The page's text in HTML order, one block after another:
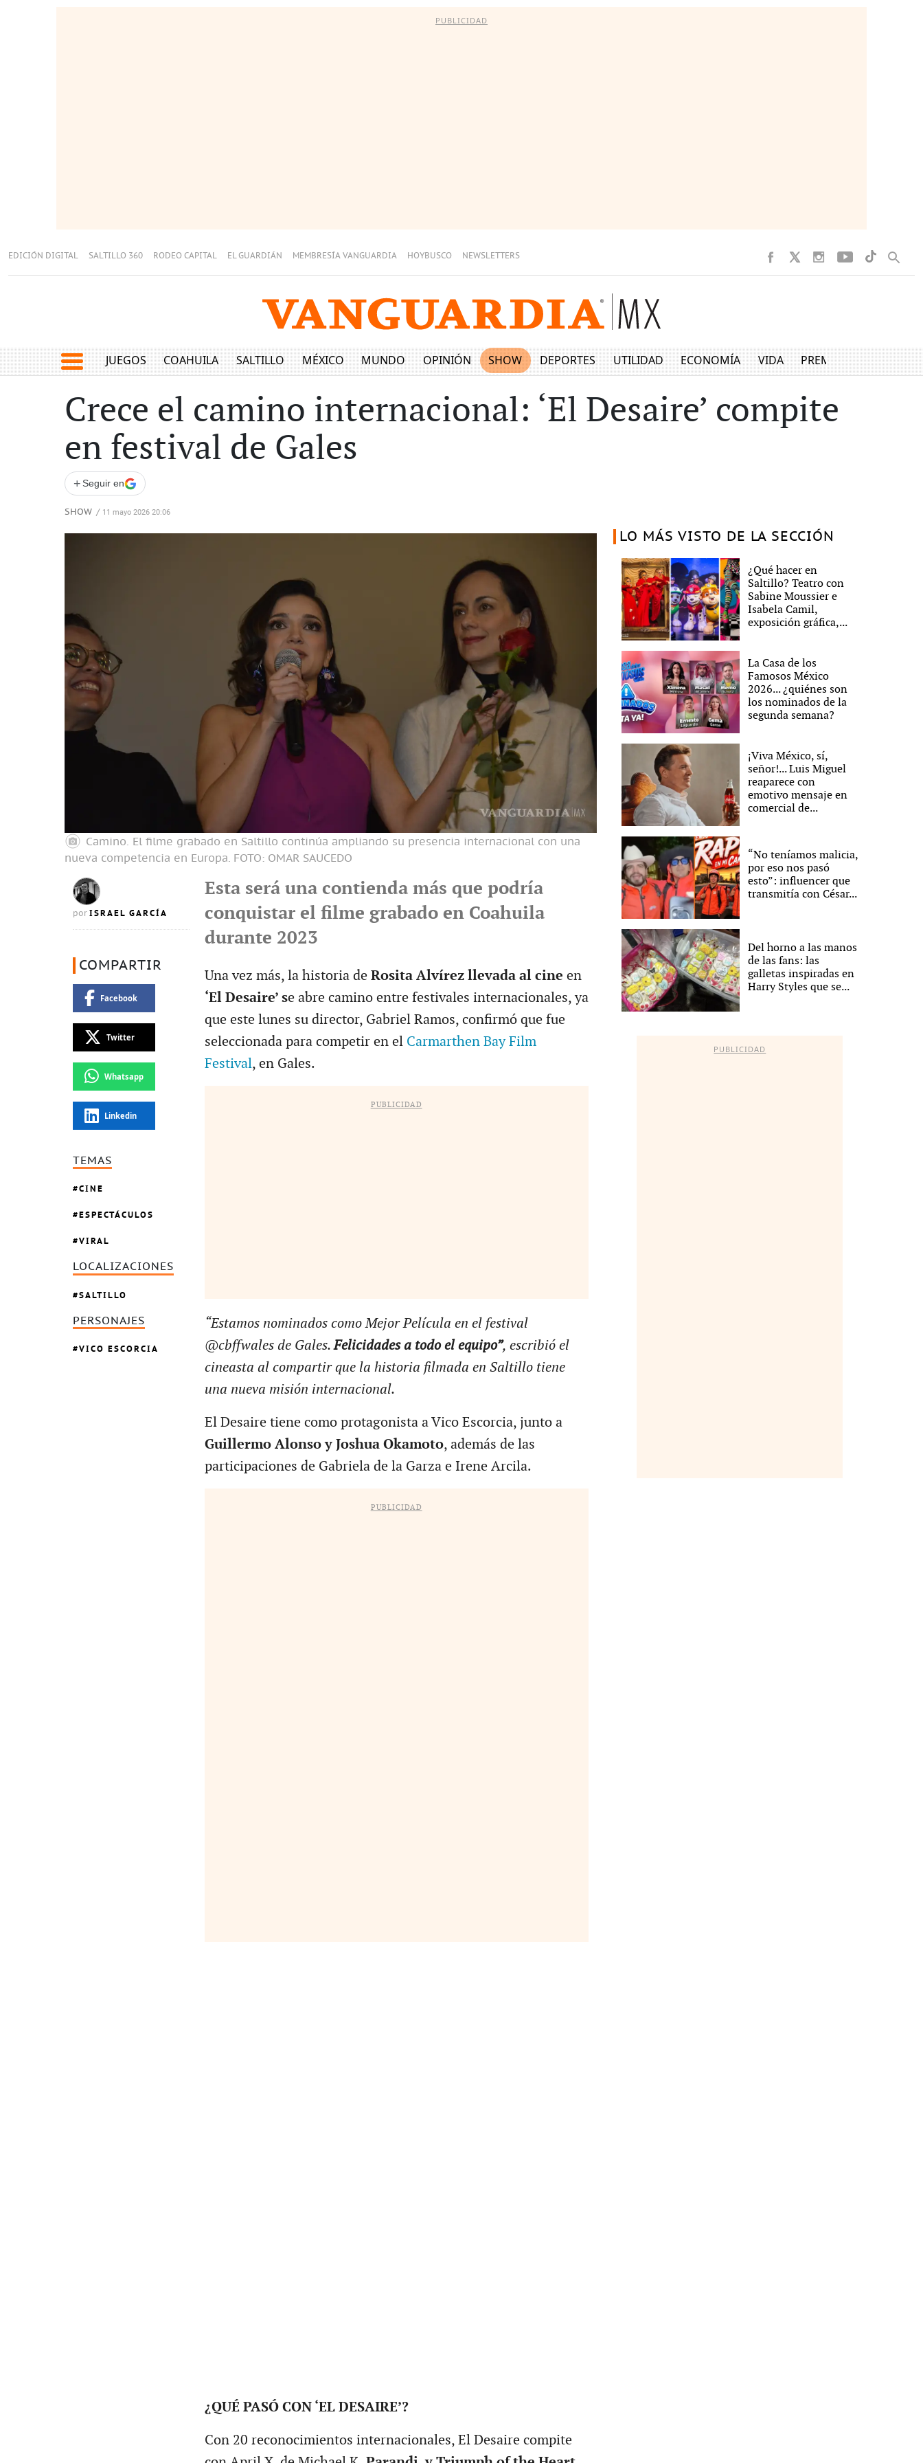
PUBLICIDAD
EDICIÓN DIGITAL SALTILLO 360 RODEO CAPITAL EL GUARDIÁN MEMBRESÍA VANGUARDIA HOYBUSCO NEWSLETTERS
JUEGOS COAHUILA SALTILLO MÉXICO MUNDO OPINIÓN SHOW DEPORTES UTILIDAD ECONOMÍA VIDA PREMIUM
Crece el camino internacional: ‘El Desaire’ compite
en festival de Gales
+ Seguir en
SHOW / 11 mayo 2026 20:06
Camino. El filme grabado en Saltillo continúa ampliando su presencia internacional con una
nueva competencia en Europa. FOTO: OMAR SAUCEDO
por ISRAEL GARCÍA
COMPARTIR
Facebook
Twitter
Whatsapp
Linkedin
TEMAS
CINE
ESPECTÁCULOS
VIRAL
LOCALIZACIONES
SALTILLO
PERSONAJES
VICO ESCORCIA
Esta será una contienda más que podría
conquistar el filme grabado en Coahuila
durante 2023
Una vez más, la historia de Rosita Alvírez llevada al cine en
‘El Desaire’ se abre camino entre festivales internacionales, ya
que este lunes su director, Gabriel Ramos, confirmó que fue
seleccionada para competir en el Carmarthen Bay Film
Festival, en Gales.
PUBLICIDAD
“Estamos nominados como Mejor Película en el festival
@cbffwales de Gales.Felicidades a todo el equipo”, escribió el
cineasta al compartir que la historia filmada en Saltillo tiene
una nueva misión internacional.
El Desaire tiene como protagonista a Vico Escorcia, junto a
Guillermo Alonso y Joshua Okamoto, además de las
participaciones de Gabriela de la Garza e Irene Arcila.
PUBLICIDAD
¿QUÉ PASÓ CON ‘EL DESAIRE’?
Con 20 reconocimientos internacionales, El Desaire compite
LO MÁS VISTO DE LA SECCIÓN
¿Qué hacer en
Saltillo? Teatro con
Sabine Moussier e
Isabela Camil,
exposición gráfica,...
La Casa de los
Famosos México
2026... ¿quiénes son
los nominados de la
segunda semana?
¡Viva México, sí,
señor!... Luis Miguel
reaparece con
emotivo mensaje en
comercial de...
“No teníamos malicia,
por eso nos pasó
esto”: influencer que
transmitía con César...
Del horno a las manos
de las fans: las
galletas inspiradas en
Harry Styles que se...
PUBLICIDAD